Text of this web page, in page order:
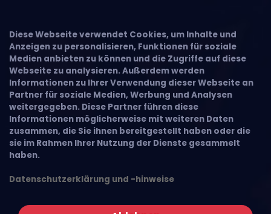
Diese Webseite verwendet Cookies, um Inhalte und
Anzeigen zu personalisieren, Funktionen für soziale
Medien anbieten zu können und die Zugriffe auf diese
Webseite zu analysieren. Außerdem werden
Informationen zu Ihrer Verwendung dieser Webseite an
Partner für soziale Medien, Werbung und Analysen
weitergegeben. Diese Partner führen diese
Informationen möglicherweise mit weiteren Daten
zusammen, die Sie ihnen bereitgestellt haben oder die
sie im Rahmen Ihrer Nutzung der Dienste gesammelt
haben.
Datenschutzerklärung und -hinweise